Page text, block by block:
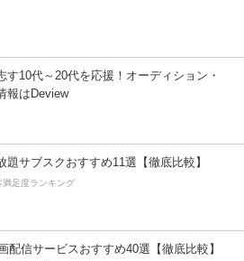
す10代～20代を応援！オーディション・
報はDeview
題サブスクおすすめ11選【徹底比較】
満足度ランキング
配信サービスおすすめ40選【徹底比較】